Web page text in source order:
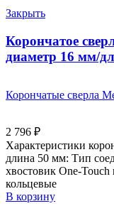
Закрыть
Корончатое
диаметр 16 мм/
Корончатые сверла
2 796 ₽
Характеристики
длина 50 мм: Тип
хвостовик Оne-Touch
кольцевые
В корзину